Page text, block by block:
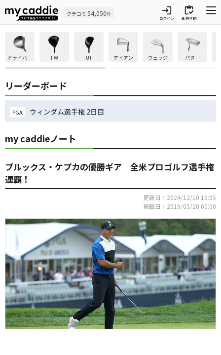
クチコミ 54,050件 login
ログイン
inventory
新規登録
ドライバー FW UT アイアン ウェッジ パター
リーダーボード
PGA ウィンダム選手権 2日目
my caddieノート
ブルックス・ケプカの優勝ギア 全米プロゴルフ選手権
連覇！
更新日：2024/12/10 15:05
掲載日：2019/05/20 00:00